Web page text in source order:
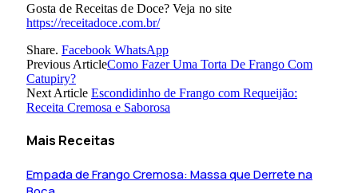
Gosta de Receitas de Doce? Veja no site
https://receitadoce.com.br/
Share. Facebook WhatsApp
Previous ArticleComo Fazer Uma Torta De Frango Com
Catupiry?
Next Article Escondidinho de Frango com Requeijão:
Receita Cremosa e Saborosa
Mais Receitas
Empada de Frango Cremosa: Massa que Derrete na